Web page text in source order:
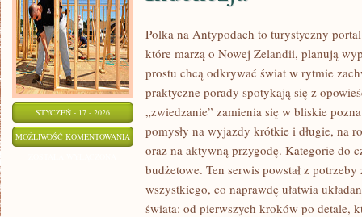
STYCZEŃ - 17 - 2026
MOŻLIWOŚĆ KOMENTOWANIA INDONEZJA
Polka na Antypodach to turystyczny
które marzą o Nowej Zelandii, planują
prostu chcą odkrywać świat w rytmie
praktyczne porady spotykają się z
„zwiedzanie” zamienia się w bliskie
pomysły na wyjazdy krótkie i długie, na
oraz na aktywną przygodę. Kategorie do
budżetowe. Ten serwis powstał z
wszystkiego, co naprawdę ułatwia
świata: od pierwszych kroków po detale,